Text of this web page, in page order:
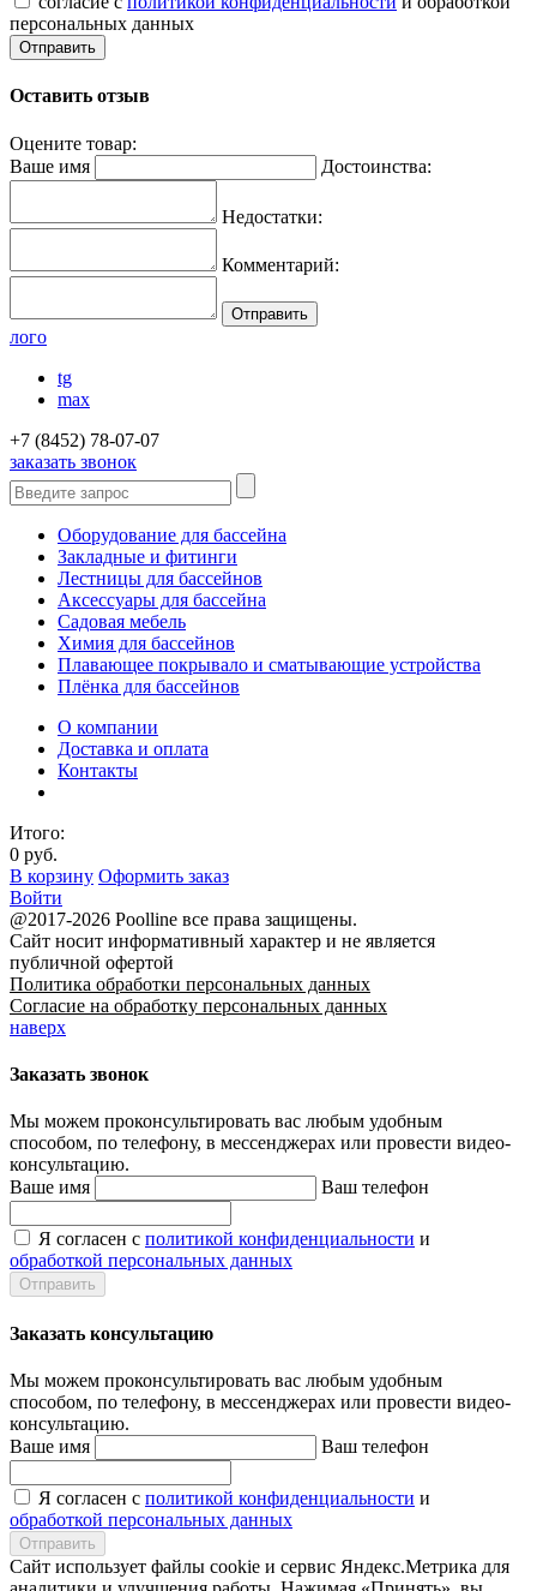
персональных данных
Оставить отзыв
Оцените товар:
Ваше имя
Достоинства:
Недостатки:
Комментарий:
лого
tg
max
+7 (8452) 78-07-07
заказать звонок
Оборудование для бассейна
Закладные и фитинги
Лестницы для бассейнов
Аксессуары для бассейна
Садовая мебель
Химия для бассейнов
Плавающее покрывало и сматывающие устройства
Плёнка для бассейнов
О компании
Доставка и оплата
Контакты
Итого:
0 руб.
В корзину Оформить заказ
Войти
@2017-2026 Poolline все права защищены.
Сайт носит информативный характер и не является
публичной офертой
Политика обработки персональных данных
Согласие на обработку персональных данных
наверх
Заказать звонок
Мы можем проконсультировать вас любым удобным
способом, по телефону, в мессенджерах или провести видео-
консультацию.
Ваше имя
Ваш телефон
Я согласен с политикой конфиденциальности и
обработкой персональных данных
Заказать консультацию
Мы можем проконсультировать вас любым удобным
способом, по телефону, в мессенджерах или провести видео-
консультацию.
Ваше имя
Ваш телефон
Я согласен с политикой конфиденциальности и
обработкой персональных данных
Сайт использует файлы cookie и сервис Яндекс.Метрика для